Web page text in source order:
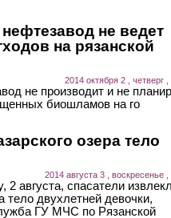
не ведет
на рязанской
2014 октября 2 , четверг
не производит и не
биошламов на го
озера тело
2014 августа 3 , воскресенье ,
2 августа, спасатели
тело двухлетней девочки,
ГУ МЧС по Рязанской